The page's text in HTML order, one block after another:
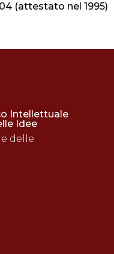
(attestato nel 1995)
Intellettuale
Idee
delle